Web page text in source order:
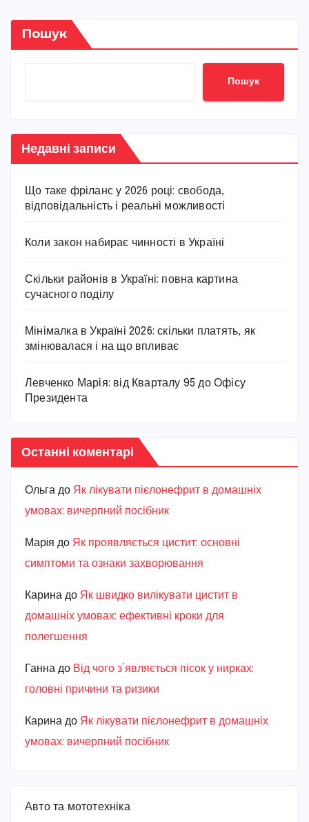
Пошук
Пошук
Недавні записи
Що таке фріланс у 2026 році: свобода,
відповідальність і реальні можливості
Коли закон набирає чинності в Україні
Скільки районів в Україні: повна картина
сучасного поділу
Мінімалка в Україні 2026: скільки платять, як
змінювалася і на що впливає
Левченко Марія: від Кварталу 95 до Офісу
Президента
Останні коментарі
Ольга до Як лікувати пієлонефрит в домашніх
умовах: вичерпний посібник
Марiя до Як проявляється цистит: основні
симптоми та ознаки захворювання
Карина до Як швидко вилікувати цистит в
домашніх умовах: ефективні кроки для
полегшення
Ганна до Від чого з’являється пісок у нирках:
головні причини та ризики
Карина до Як лікувати пієлонефрит в домашніх
умовах: вичерпний посібник
Авто та мототехніка